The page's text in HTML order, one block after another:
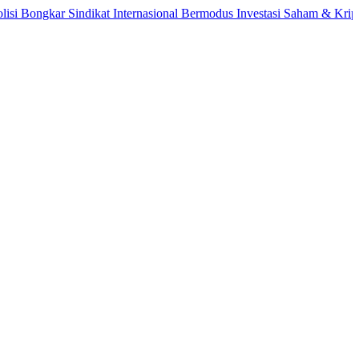
Sindikat Internasional Bermodus Investasi Saham & Kripto